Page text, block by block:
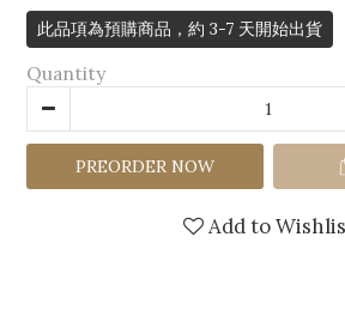
此品項為預購商品，約 3-7 天開始出貨
Quantity
PREORDER NOW
Add to